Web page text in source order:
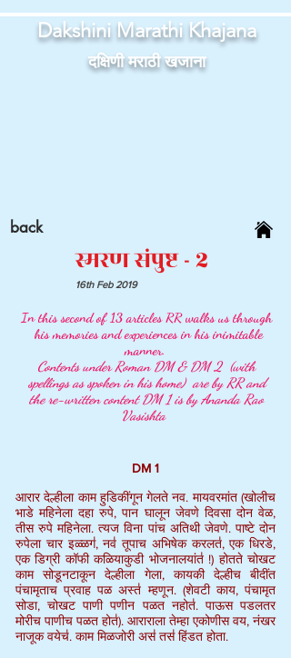
Dakshini Marathi Khajana
दक्षिणी मराठी खजाना
back
स्मरण संपुष्ट - 2
16th Feb 2019
In this second of 13 articles RR walks us through
his memories and experiences in his inimitable
manner.
Contents under Roman DM & DM 2 (with
spellings as spoken in his home) are by RR and
the re-written content DM 1 is by Ananda Rao
Vasishta
DM 1
आरार देल्हीला काम हुडिकींगून गेलते नव. मायवरमांत (खोलीच
भाडे महिनेला दहा रुपे, पान घालून जेवणे दिवसा दोन वेळ,
तीस रुपे महिनेला. त्यज विना पांच अतिथी जेवणे. पाष्टे दोन
रुपेला चार इळ्ळग॑, नव॑ तूपाच अभिषेक करलत॑, एक धिरडे,
एक डिग्री कॉफी कळियाकुडी भोजनालयांत॑ !) होतते चोखट
काम सोडूनटाकून देल्हीला गेला, कायकी देल्हीच बीदींत
पंचामृताच प्रवाह पळ अस्त॑ म्हणून. (शेवटी काय, पंचामृत
सोडा, चोखट पाणी पणीन पळत नहोत॑. पाऊस पडलतर
मोरीच पाणीच पळत होत॑). आराराला तेम्हा एकोणीस वय, नंखर
नाजूक वयेच॑. काम मिळजोरी अस॑ तस॑ हिंडत होता.